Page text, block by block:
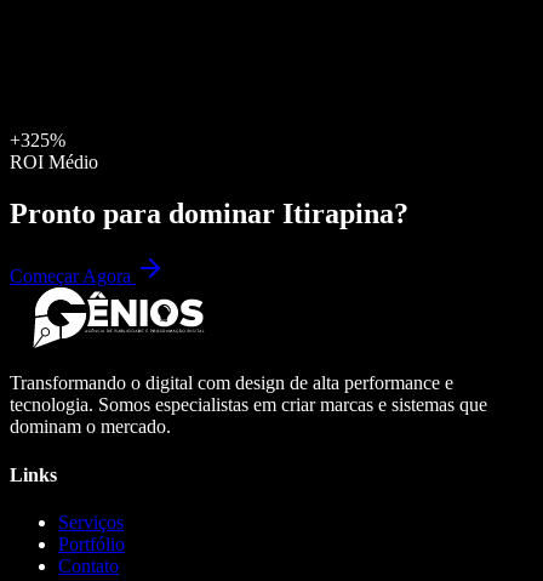
+325%
ROI Médio
Pronto para dominar Itirapina?
Começar Agora
Transformando o digital com design de alta performance e
tecnologia. Somos especialistas em criar marcas e sistemas que
dominam o mercado.
Links
Serviços
Portfólio
Contato